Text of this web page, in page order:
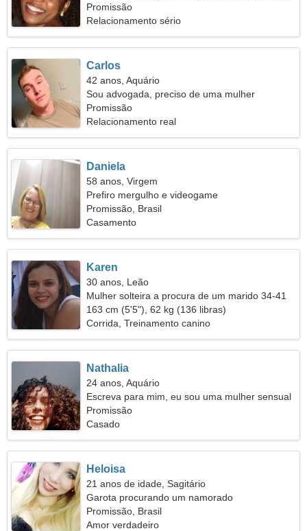
Promissão
Relacionamento sério
Carlos
42 anos, Aquário
Sou advogada, preciso de uma mulher
apaixonada
Promissão
Relacionamento real
Daniela
58 anos, Virgem
Prefiro mergulho e videogame
Promissão, Brasil
Casamento
Karen
30 anos, Leão
Mulher solteira a procura de um marido 34-41
163 cm (5'5"), 62 kg (136 libras)
Corrida, Treinamento canino
Nathalia
24 anos, Aquário
Escreva para mim, eu sou uma mulher sensual
Promissão
Casado
Heloisa
21 anos de idade, Sagitário
Garota procurando um namorado
Promissão, Brasil
Amor verdadeiro